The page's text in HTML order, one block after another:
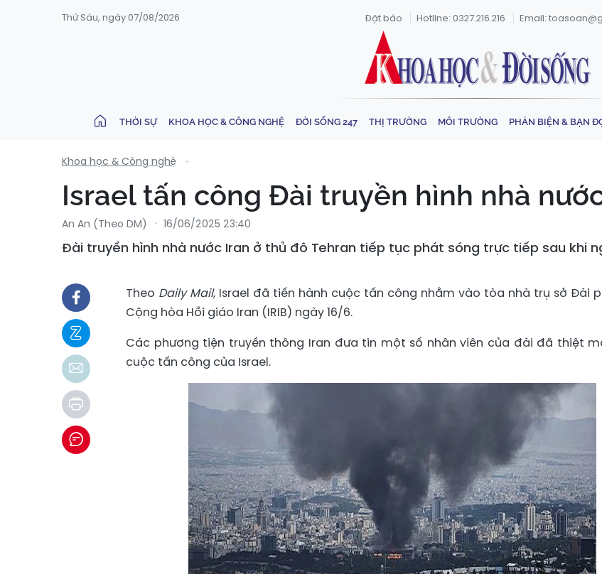
Thứ Sáu, ngày 07/08/2026 Đặt báo Hotline: 0327.216.216 Email:
THỜI SỰ KHOA HỌC & CÔNG NGHỆ ĐỜI SỐNG 247 THỊ TRƯỜNG MÔI TRƯỜNG PHẢN BIỆN & BẠN
Khoa học & Công nghệ
Israel tấn công Đài truyền hình nhà
An An (Theo DM) 16/06/2025 23:40
Đài truyền hình nhà nước Iran ở thủ đô Tehran tiếp tục phát sóng trực tiếp sau khi
Theo Daily Mail, Israel đã tiến hành cuộc tấn công nhằm vào tòa nhà trụ sở Đài
Cộng hòa Hồi giáo Iran (IRIB) ngày 16/6.
Các phương tiện truyền thông Iran đưa tin một số nhân viên của đài đã thiệt
cuộc tấn công của Israel.